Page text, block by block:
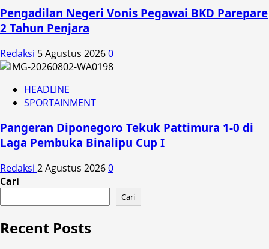
Pengadilan Negeri Vonis Pegawai BKD Parepare
2 Tahun Penjara
Redaksi 5 Agustus 20260
HEADLINE
SPORTAINMENT
Pangeran Diponegoro Tekuk Pattimura 1-0 di
Laga Pembuka Binalipu Cup I
Redaksi 2 Agustus 20260
Cari
Cari
Recent Posts